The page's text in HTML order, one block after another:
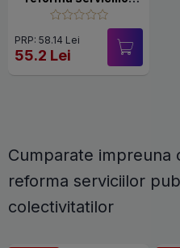
publice in cadrul
colectivitatilor
PRP: 58.14 Lei
55.2 Lei
Cumparate impreuna
reforma serviciilor
colectivitatilor